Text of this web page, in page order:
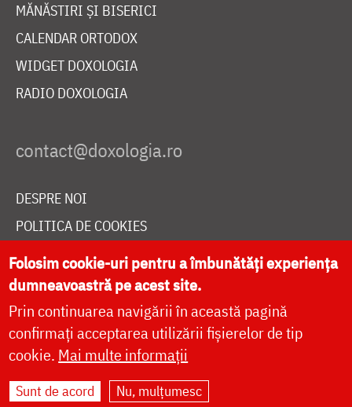
MĂNĂSTIRI ȘI BISERICI
CALENDAR ORTODOX
WIDGET DOXOLOGIA
RADIO DOXOLOGIA
DESPRE NOI
POLITICA DE COOKIES
DONEAZĂ ONLINE PENTRU CATEDRALA NAȚIONALĂ
LIVE
Site dezvoltat deDOXOLOGIA MEDIA
Folosim cookie-uri pentru a îmbunătăți experiența
dumneavoastră pe acest site.
Prin continuarea navigării în această pagină
confirmați acceptarea utilizării fișierelor de tip
cookie. Mai multe informații
Sunt de acord Nu, mulțumesc